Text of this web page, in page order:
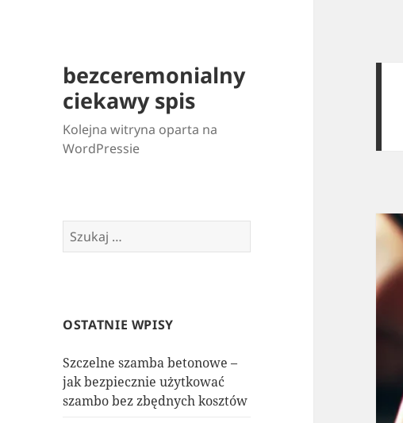
bezceremonialny
ciekawy spis
Kolejna witryna oparta na
WordPressie
Szukaj:
OSTATNIE WPISY
Szczelne szamba betonowe –
jak bezpiecznie użytkować
szambo bez zbędnych kosztów